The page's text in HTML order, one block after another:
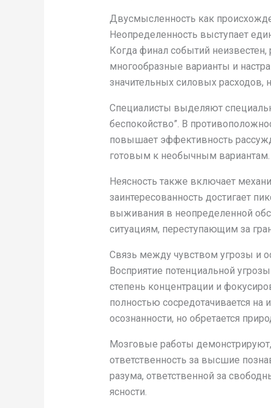
Двусмысленность как
Неопределенность выступает
Когда финал событий
многообразные варианты и
значительных силовых расходов,
Специалисты выделяют
беспокойство”. В
повышает эффективность
готовым к необычным вариантам.
Неясность также включает
заинтересованность достигает
выживания в неопределенной
ситуациям, переступающим за
Связь между чувством угрозы и
Восприятие потенциальной
степень концентрации и
полностью сосредотачивается на
осознанности, но обретается
Мозговые работы демонстрируют,
ответственность за высшие
разума, ответственной за
ясности.